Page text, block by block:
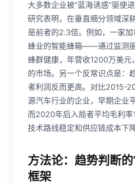
大多数企业被“蓝海诱惑”驱使
研究表明，在垂直细分领域深
是前者的2.3倍。例如，一家
蜂业的智能蜂箱——通过监测
蜂群健康，年营收1200万美元
的市场。另一个反常识点是：
者利润反而更高。对比2015-
源汽车行业的企业，早期企业
而2020年后入局者平均毛利率
技术路线稳定和供应链成本下降
方法论：趋势判断的
框架